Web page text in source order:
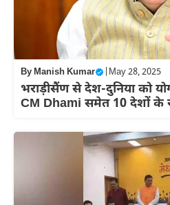
ByManish Kumar May 28, 2025
भराड़ीसैंण से देश-दुनिया को
CM Dhami समेत 10 देशों के